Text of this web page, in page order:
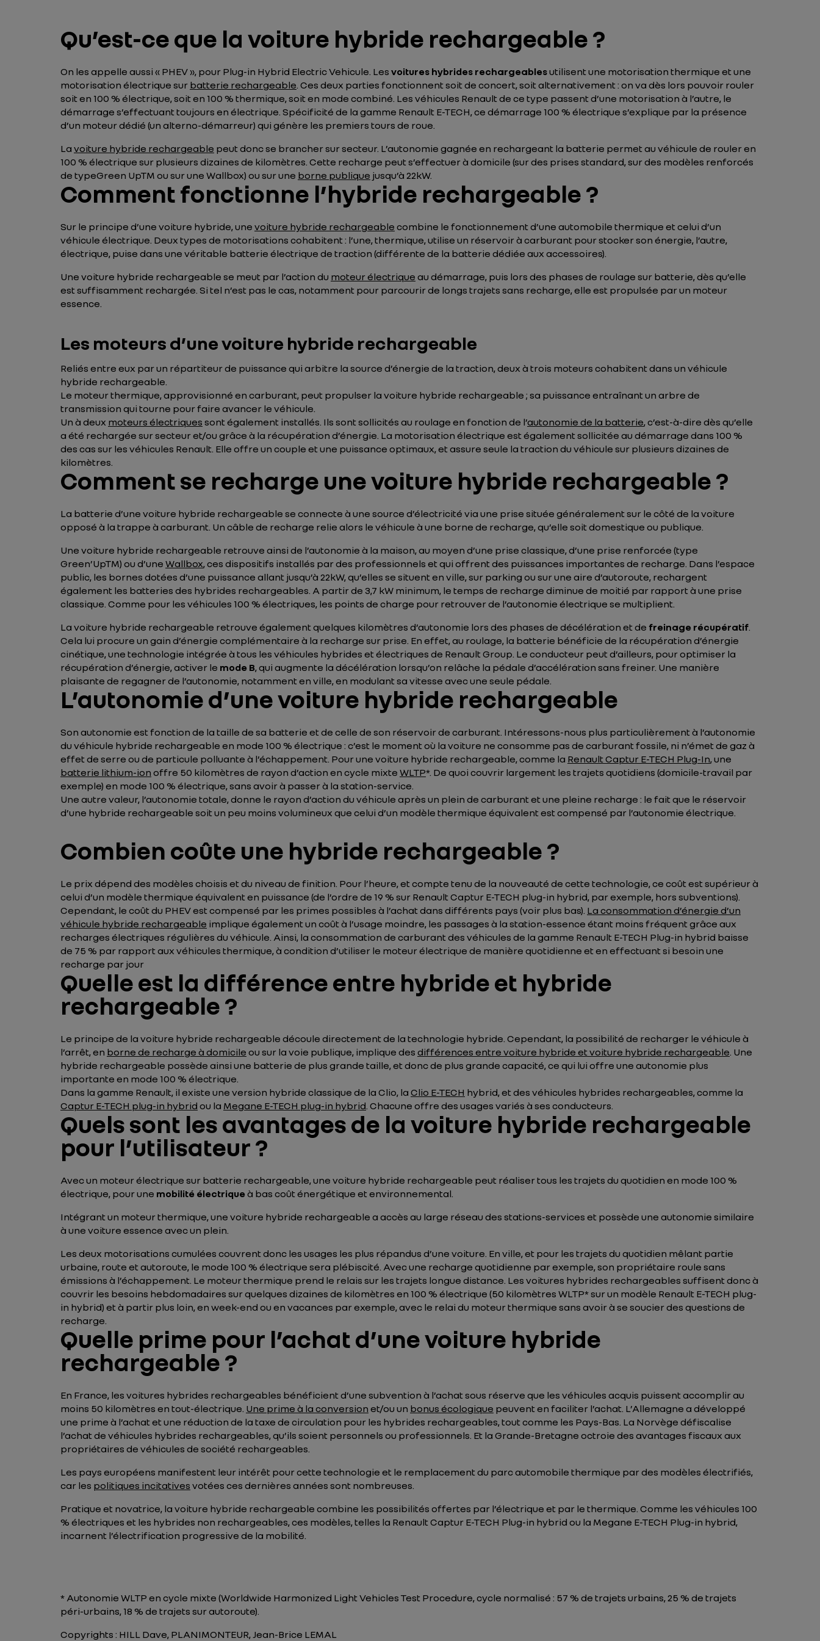
Qu’est-ce que la voiture hybride rechargeable ?
On les appelle aussi « PHEV », pour Plug-in Hybrid Electric Vehicule. Les voitures hybrides rechargeablesutilisent une motorisation thermique et une
motorisation électrique sur batterie rechargeable. Ces deux parties fonctionnent soit de concert, soit alternativement : on va dès lors pouvoir rouler
soit en 100 % électrique, soit en 100 % thermique, soit en mode combiné. Les véhicules Renault de ce type passent d’une motorisation à l’autre, le
démarrage s’effectuant toujours en électrique. Spécificité de la gamme Renault E-TECH, ce démarrage 100 % électrique s’explique par la présence
d’un moteur dédié (un alterno-démarreur) qui génère les premiers tours de roue.
La voiture hybride rechargeable peut donc se brancher sur secteur. L’autonomie gagnée en rechargeant la batterie permet au véhicule de rouler en
100 % électrique sur plusieurs dizaines de kilomètres. Cette recharge peut s’effectuer à domicile (sur des prises standard, sur des modèles renforcés
de typeGreen UpTM ou sur une Wallbox) ou sur une borne publique jusqu’à 22kW.
Comment fonctionne l’hybride rechargeable ?
Sur le principe d’une voiture hybride, une voiture hybride rechargeable combine le fonctionnement d’une automobile thermique et celui d’un
véhicule électrique. Deux types de motorisations cohabitent : l’une, thermique, utilise un réservoir à carburant pour stocker son énergie, l’autre,
électrique, puise dans une véritable batterie électrique de traction (différente de la batterie dédiée aux accessoires).
Une voiture hybride rechargeable se meut par l’action du moteur électrique au démarrage, puis lors des phases de roulage sur batterie, dès qu’elle
est suffisamment rechargée. Si tel n’est pas le cas, notamment pour parcourir de longs trajets sans recharge, elle est propulsée par un moteur
essence.
Les moteurs d’une voiture hybride rechargeable
Reliés entre eux par un répartiteur de puissance qui arbitre la source d’énergie de la traction, deux à trois moteurs cohabitent dans un véhicule
hybride rechargeable.
Le moteur thermique, approvisionné en carburant, peut propulser la voiture hybride rechargeable ; sa puissance entraînant un arbre de
transmission qui tourne pour faire avancer le véhicule.
Un à deux moteurs électriques sont également installés. Ils sont sollicités au roulage en fonction de l’autonomie de la batterie, c’est-à-dire dès qu’elle
a été rechargée sur secteur et/ou grâce à la récupération d’énergie. La motorisation électrique est également sollicitée au démarrage dans 100 %
des cas sur les véhicules Renault. Elle offre un couple et une puissance optimaux, et assure seule la traction du véhicule sur plusieurs dizaines de
kilomètres.
Comment se recharge une voiture hybride rechargeable ?
La batterie d’une voiture hybride rechargeable se connecte à une source d’électricité via une prise située généralement sur le côté de la voiture
opposé à la trappe à carburant. Un câble de recharge relie alors le véhicule à une borne de recharge, qu’elle soit domestique ou publique.
Une voiture hybride rechargeable retrouve ainsi de l’autonomie à la maison, au moyen d’une prise classique, d’une prise renforcée (type
Green’UpTM) ou d’une Wallbox, ces dispositifs installés par des professionnels et qui offrent des puissances importantes de recharge. Dans l’espace
public, les bornes dotées d’une puissance allant jusqu’à 22kW, qu’elles se situent en ville, sur parking ou sur une aire d’autoroute, rechargent
également les batteries des hybrides rechargeables. A partir de 3,7 kW minimum, le temps de recharge diminue de moitié par rapport à une prise
classique. Comme pour les véhicules 100 % électriques, les points de charge pour retrouver de l’autonomie électrique se multiplient.
La voiture hybride rechargeable retrouve également quelques kilomètres d’autonomie lors des phases de décélération et de freinage récupératif.
Cela lui procure un gain d’énergie complémentaire à la recharge sur prise. En effet, au roulage, la batterie bénéficie de la récupération d’énergie
cinétique, une technologie intégrée à tous les véhicules hybrides et électriques de Renault Group. Le conducteur peut d’ailleurs, pour optimiser la
récupération d’énergie, activer le mode B, qui augmente la décélération lorsqu’on relâche la pédale d’accélération sans freiner. Une manière
plaisante de regagner de l’autonomie, notamment en ville, en modulant sa vitesse avec une seule pédale.
L’autonomie d’une voiture hybride rechargeable
Son autonomie est fonction de la taille de sa batterie et de celle de son réservoir de carburant. Intéressons-nous plus particulièrement à l’autonomie
du véhicule hybride rechargeable en mode 100 % électrique : c’est le moment où la voiture ne consomme pas de carburant fossile, ni n’émet de gaz à
effet de serre ou de particule polluante à l’échappement. Pour une voiture hybride rechargeable, comme la Renault Captur E-TECH Plug-In, une
batterie lithium-ion offre 50 kilomètres de rayon d’action en cycle mixte WLTP*. De quoi couvrir largement les trajets quotidiens (domicile-travail par
exemple) en mode 100 % électrique, sans avoir à passer à la station-service.
Une autre valeur, l’autonomie totale, donne le rayon d’action du véhicule après un plein de carburant et une pleine recharge : le fait que le réservoir
d’une hybride rechargeable soit un peu moins volumineux que celui d’un modèle thermique équivalent est compensé par l’autonomie électrique.
Combien coûte une hybride rechargeable ?
Le prix dépend des modèles choisis et du niveau de finition. Pour l’heure, et compte tenu de la nouveauté de cette technologie, ce coût est supérieur à
celui d’un modèle thermique équivalent en puissance (de l’ordre de 19 % sur Renault Captur E-TECH plug-in hybrid, par exemple, hors subventions).
Cependant, le coût du PHEV est compensé par les primes possibles à l’achat dans différents pays (voir plus bas). La consommation d’énergie d’un
véhicule hybride rechargeable implique également un coût à l’usage moindre, les passages à la station-essence étant moins fréquent grâce aux
recharges électriques régulières du véhicule. Ainsi, la consommation de carburant des véhicules de la gamme Renault E-TECH Plug-in hybrid baisse
de 75 % par rapport aux véhicules thermique, à condition d’utiliser le moteur électrique de manière quotidienne et en effectuant si besoin une
recharge par jour
Quelle est la différence entre hybride et hybride
rechargeable ?
Le principe de la voiture hybride rechargeable découle directement de la technologie hybride. Cependant, la possibilité de recharger le véhicule à
l’arrêt, en borne de recharge à domicile ou sur la voie publique, implique des différences entre voiture hybride et voiture hybride rechargeable. Une
hybride rechargeable possède ainsi une batterie de plus grande taille, et donc de plus grande capacité, ce qui lui offre une autonomie plus
importante en mode 100 % électrique.
Dans la gamme Renault, il existe une version hybride classique de la Clio, la Clio E-TECH hybrid, et des véhicules hybrides rechargeables, comme la
Captur E-TECH plug-in hybrid ou la Megane E-TECH plug-in hybrid. Chacune offre des usages variés à ses conducteurs.
Quels sont les avantages de la voiture hybride rechargeable
pour l’utilisateur ?
Avec un moteur électrique sur batterie rechargeable, une voiture hybride rechargeable peut réaliser tous les trajets du quotidien en mode 100 %
électrique, pour une mobilité électrique à bas coût énergétique et environnemental.
Intégrant un moteur thermique, une voiture hybride rechargeable a accès au large réseau des stations-services et possède une autonomie similaire
à une voiture essence avec un plein.
Les deux motorisations cumulées couvrent donc les usages les plus répandus d’une voiture. En ville, et pour les trajets du quotidien mêlant partie
urbaine, route et autoroute, le mode 100 % électrique sera plébiscité. Avec une recharge quotidienne par exemple, son propriétaire roule sans
émissions à l’échappement. Le moteur thermique prend le relais sur les trajets longue distance. Les voitures hybrides rechargeables suffisent donc à
couvrir les besoins hebdomadaires sur quelques dizaines de kilomètres en 100 % électrique (50 kilomètres WLTP* sur un modèle Renault E-TECH plug-
in hybrid) et à partir plus loin, en week-end ou en vacances par exemple, avec le relai du moteur thermique sans avoir à se soucier des questions de
recharge.
Quelle prime pour l’achat d’une voiture hybride
rechargeable ?
En France, les voitures hybrides rechargeables bénéficient d’une subvention à l’achat sous réserve que les véhicules acquis puissent accomplir au
moins 50 kilomètres en tout-électrique. Une prime à la conversion et/ou un bonus écologique peuvent en faciliter l’achat. L’Allemagne a développé
une prime à l’achat et une réduction de la taxe de circulation pour les hybrides rechargeables, tout comme les Pays-Bas. La Norvège défiscalise
l’achat de véhicules hybrides rechargeables, qu’ils soient personnels ou professionnels. Et la Grande-Bretagne octroie des avantages fiscaux aux
propriétaires de véhicules de société rechargeables.
Les pays européens manifestent leur intérêt pour cette technologie et le remplacement du parc automobile thermique par des modèles électrifiés,
car les politiques incitatives votées ces dernières années sont nombreuses.
Pratique et novatrice, la voiture hybride rechargeable combine les possibilités offertes par l’électrique et par le thermique. Comme les véhicules 100
% électriques et les hybrides non rechargeables, ces modèles, telles la Renault Captur E-TECH Plug-in hybrid ou la Megane E-TECH Plug-in hybrid,
incarnent l’électrification progressive de la mobilité.
* Autonomie WLTP en cycle mixte (Worldwide Harmonized Light Vehicles Test Procedure, cycle normalisé : 57 % de trajets urbains, 25 % de trajets
péri-urbains, 18 % de trajets sur autoroute).
Copyrights : HILL Dave, PLANIMONTEUR, Jean-Brice LEMAL